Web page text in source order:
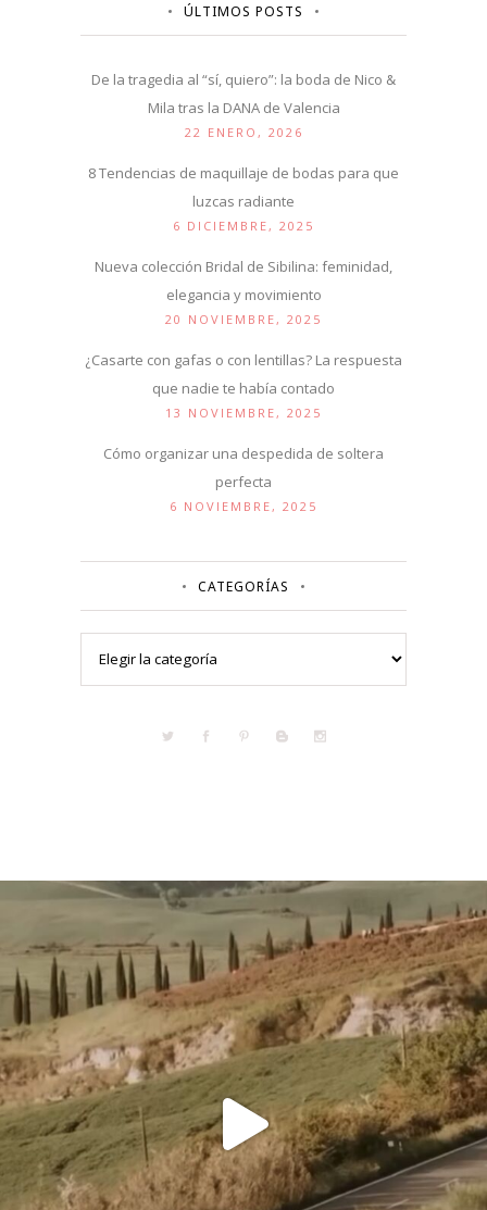
ÚLTIMOS POSTS
De la tragedia al “sí, quiero”: la boda de Nico &
Mila tras la DANA de Valencia
22 ENERO, 2026
8 Tendencias de maquillaje de bodas para que
luzcas radiante
6 DICIEMBRE, 2025
Nueva colección Bridal de Sibilina: feminidad,
elegancia y movimiento
20 NOVIEMBRE, 2025
¿Casarte con gafas o con lentillas? La respuesta
que nadie te había contado
13 NOVIEMBRE, 2025
Cómo organizar una despedida de soltera
perfecta
6 NOVIEMBRE, 2025
CATEGORÍAS